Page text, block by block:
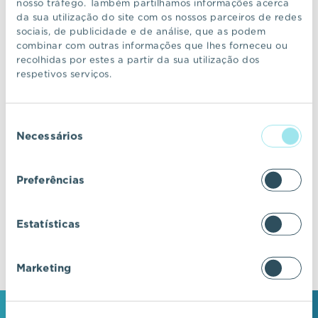
nosso tráfego. Também partilhamos informações acerca
da sua utilização do site com os nossos parceiros de redes
sociais, de publicidade e de análise, que as podem
combinar com outras informações que lhes forneceu ou
recolhidas por estes a partir da sua utilização dos
respetivos serviços.
deNecessários
Preferências
Estatísticas
Marketing
CONTINUAR A NAVEGAR
Descubra ecossistemas residenciais de
excelência, onde o design e a arquitetura se
fundem com a inovação e a sustentabilidade.